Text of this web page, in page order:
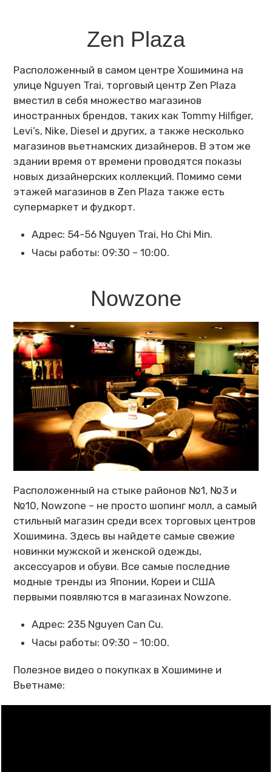
Zen Plaza
Расположенный в самом центре Хошимина на
улице Nguyen Trai, торговый центр Zen Plaza
вместил в себя множество магазинов
иностранных брендов, таких как Tommy Hilfiger,
Levi’s, Nike, Diesel и других, а также несколько
магазинов вьетнамских дизайнеров. В этом же
здании время от времени проводятся показы
новых дизайнерских коллекций. Помимо семи
этажей магазинов в Zen Plaza также есть
супермаркет и фудкорт.
Адрес: 54-56 Nguyen Trai, Ho Chi Min.
Часы работы: 09:30 – 10:00.
Nowzone
Расположенный на стыке районов №1, №3 и
№10, Nowzone – не просто шопинг молл, а самый
стильный магазин среди всех торговых центров
Хошимина. Здесь вы найдете самые свежие
новинки мужской и женской одежды,
аксессуаров и обуви. Все самые последние
модные тренды из Японии, Кореи и США
первыми появляются в магазинах Nowzone.
Адрес: 235 Nguyen Can Cu.
Часы работы: 09:30 – 10:00.
Полезное видео о покупках в Хошимине и
Вьетнаме: